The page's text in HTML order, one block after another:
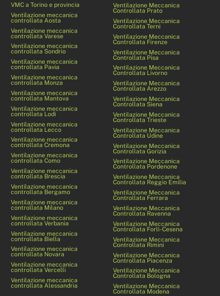
VMC a Torino e provincia
Ventilazione meccanica
controllata Aosta
Ventilazione meccanica
controllata Varese
Ventilazione meccanica
controllata Sondrio
Ventilazione meccanica
controllata Pavia
Ventilazione meccanica
controllata Monza
Ventilazione meccanica
controllata Mantova
Ventilazione meccanica
controllata Lodi
Ventilazione meccanica
controllata Lecco
Ventilazione meccanica
controllata Cremona
Ventilazione meccanica
controllata Como
Ventilazione meccanica
controllata Brescia
Ventilazione meccanica
controllata Bergamo
Ventilazione meccanica
controllata Milano
Ventilazione meccanica
controllata Verbania
Ventilazione meccanica
controllata Biella
Ventilazione meccanica
controllata Novara
Ventilazione meccanica
controllata Vercelli
Ventilazione meccanica
controllata Alessandria
Ventilazione Meccanica
Controllata Prato
Ventilazione Meccanica
Controllata Terni
Ventilazione Meccanica
Controllata Firenze
Ventilazione Meccanica
Controllata Pisa
Ventilazione Meccanica
Controllata Livorno
Ventilazione Meccanica
Controllata Arezzo
Ventilazione Meccanica
Controllata Siena
Ventilazione Meccanica
Controllata Trieste
Ventilazione Meccanica
Controllata Udine
Ventilazione Meccanica
Controllata Gorizia
Ventilazione Meccanica
Controllata Pordenone
Ventilazione Meccanica
Controllata Reggio Emilia
Ventilazione Meccanica
Controllata Ferrara
Ventilazione Meccanica
Controllata Ravenna
Ventilazione Meccanica
Controllata Forlì-Cesena
Ventilazione Meccanica
Controllata Rimini
Ventilazione Meccanica
Controllata Piacenza
Ventilazione Meccanica
Controllata Bologna
Ventilazione Meccanica
Controllata Modena